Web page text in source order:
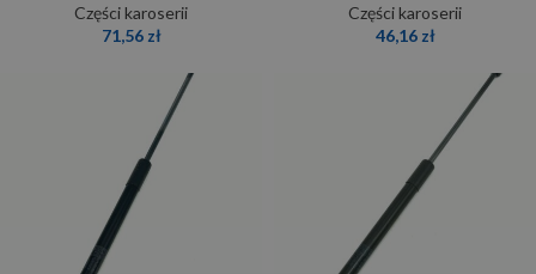
Części karoserii
71,56 zł
Części karoserii
46,16 zł